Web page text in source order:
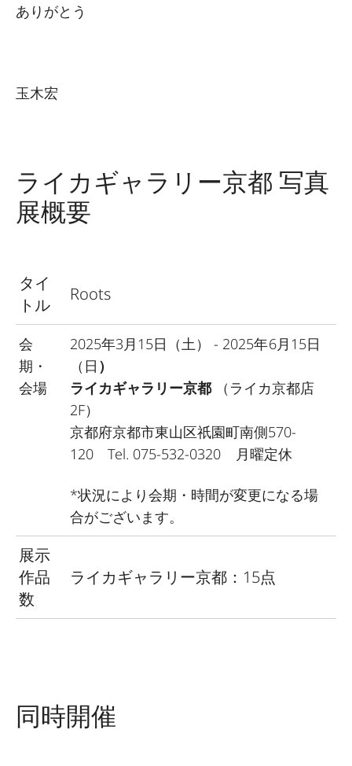
ありがとう
玉木宏
ライカギャラリー京都 写真
展概要
タイ
トル
Roots
会
期・
会場
2025年3月15日（土） - 2025年6月15日
（日 ）
ライカギャラリー京都（ライカ京都店
2F）
京都府京都市東山区祇園町南側570-
120 Tel. 075-532-0320 月曜定休
*状況により会期・時間が変更になる場
合がございます。
展示
作品
数
ライカギャラリー京都：15点
同時開催